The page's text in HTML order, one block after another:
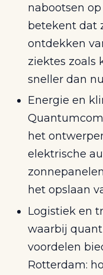
nabootsen
betekent dat
ontdekken
ziektes zoals
sneller dan
Energie en
het
elektrische
het opslaan
Logistiek en
waarbij
voordelen
Rotterdam: